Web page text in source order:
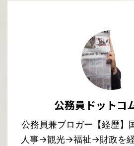
公務員ドットコ
公務員兼ブロガー【経歴】
人事→観光→福祉→財政を